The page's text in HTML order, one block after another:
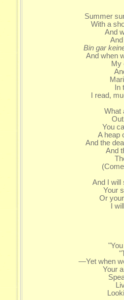
Summer
With a
And
Bin gar
And when
My
I read,
What are
You
A heap
And the
And
And I will
Your
Or
I
—Yet when
Your